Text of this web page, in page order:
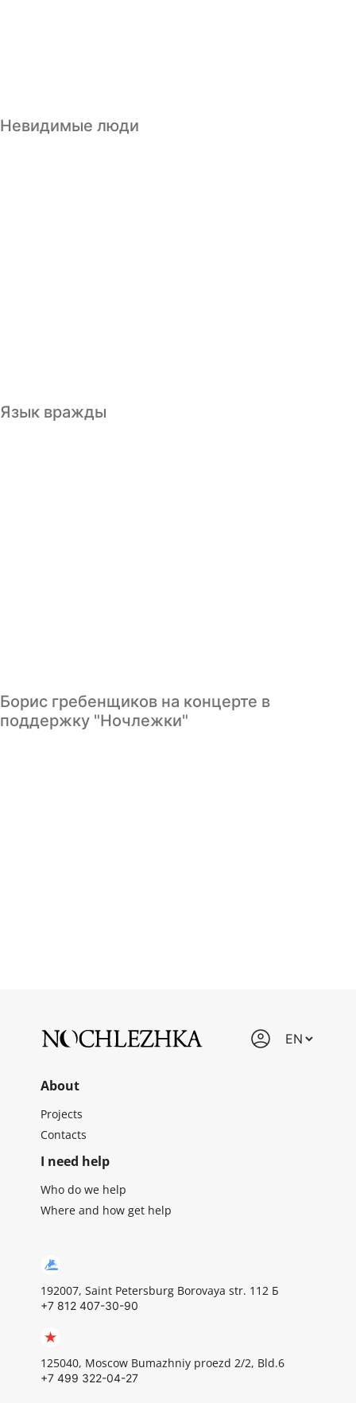
Невидимые люди
Язык вражды
Борис гребенщиков на концерте в
поддержку "Ночлежки"
About
Projects
Contacts
I need help
Who do we help
Where and how get help
192007, Saint Petersburg Borovaya str. 112 Б
+7 812 407-30-90
125040, Moscow Bumazhniy proezd 2/2, Bld.6
+7 499 322-04-27